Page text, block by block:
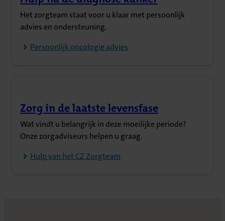
(Opent in nieuw tabblad)
Het zorgteam staat voor u klaar met persoonlijk
advies en ondersteuning.
Persoonlijk oncologie advies
Zorg in de laatste levensfase
(Opent in nieuw tabblad)
Wat vindt u belangrijk in deze moeilijke periode?
Onze zorgadviseurs helpen u graag.
Hulp van het CZ Zorgteam